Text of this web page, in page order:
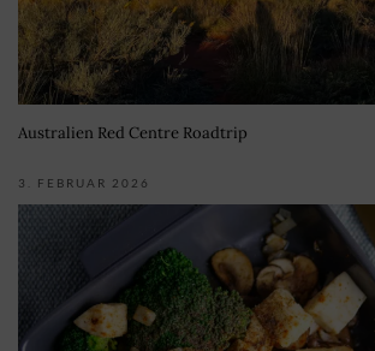
Australien Red Centre Roadtrip
3. FEBRUAR 2026